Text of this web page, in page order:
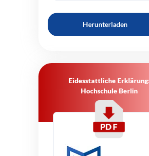
Herunterladen
Eidesstattliche Erklärung:
Hochschule Berlin